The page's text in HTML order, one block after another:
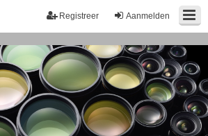
Aanmelden
Registreer